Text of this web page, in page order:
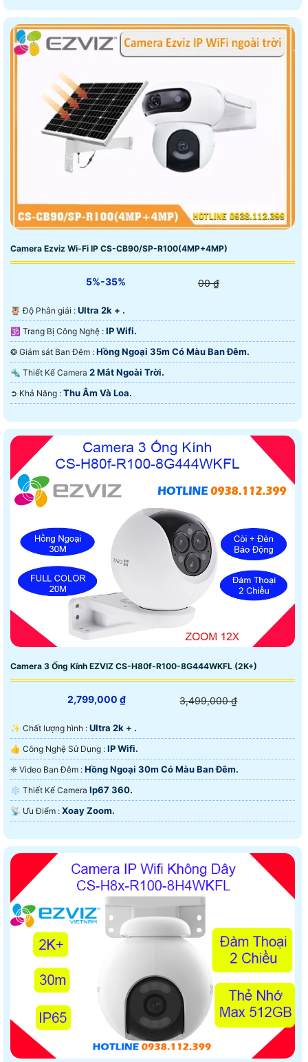
Camera Ezviz Wi-Fi IP CS-CB90/SP-R100(4MP+4MP)
5%-35% 00 ₫
🦉 Độ Phân giải : Ultra 2k + .
🕉️ Trang Bị Công Nghệ : IP Wifi.
❂ Giám sát Ban Đêm : Hồng Ngoại 35m Có Màu Ban Ðêm.
🔩 Thiết Kế Camera 2 Mắt Ngoài Trời.
️➲ Khả Năng : Thu Âm Và Loa.
Camera 3 Ống Kính EZVIZ CS-H80f-R100-8G444WKFL (2K+)
2,799,000 ₫ 3,499,000 ₫
✨ Chất lượng hình : Ultra 2k + .
👍 Công Nghệ Sử Dụng : IP Wifi.
❈ Video Ban Đêm : Hồng Ngoại 30m Có Màu Ban Ðêm.
❄ Thiết Kế Camera Ip67 360.
️📡 Ưu Điểm : Xoay Zoom.